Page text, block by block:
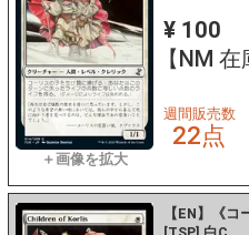
¥ 100
【NM 在
週間販売数
22点
【EN】《